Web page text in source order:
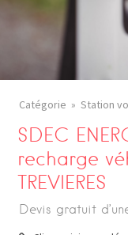
Catégorie Station
SDEC
recharge
TREVIERES
Devis gratuit